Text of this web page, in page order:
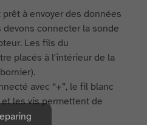
à envoyer des données
devons connecter la sonde
Les fils du
placés à l'intérieur de la
avec “+”, le fil blanc
les vis permettent de